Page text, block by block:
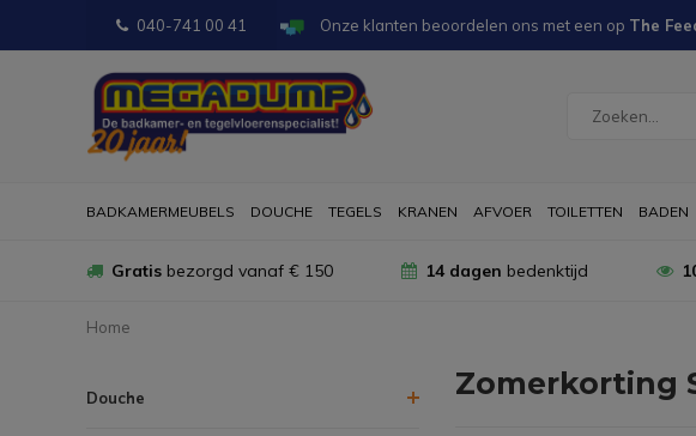
040-741 00 41 Onze klanten beoordelen ons met een op The
BADKAMERMEUBELS DOUCHE TEGELS KRANEN AFVOER TOILETTEN BADEN
Gratis bezorgd vanaf € 150 14 dagen bedenktijd
Home
Douche Zomerkorting